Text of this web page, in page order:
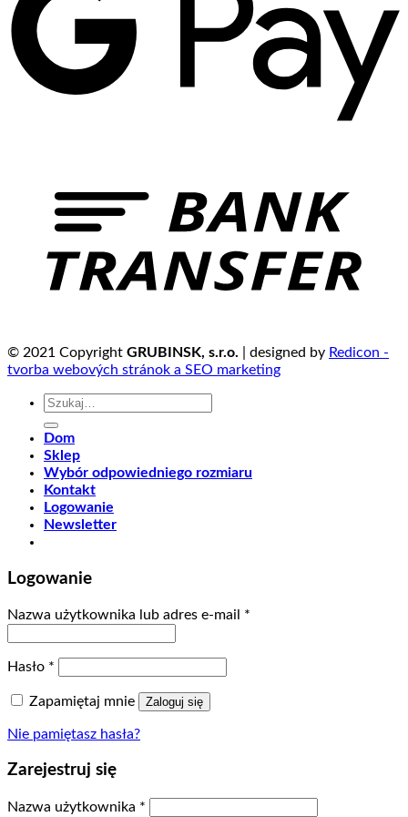
© 2021 Copyright GRUBINSK, s.r.o. | designed by Redicon -
tvorba webových stránok a SEO marketing
Szukaj:
Dom
Sklep
Wybór odpowiedniego rozmiaru
Kontakt
Logowanie
Newsletter
Logowanie
Nazwa użytkownika lub adres e-mail *
Hasło *
Zapamiętaj mnie Zaloguj się
Nie pamiętasz hasła?
Zarejestruj się
Nazwa użytkownika *